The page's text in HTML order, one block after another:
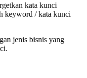
kata kunci
keyword / kata kunci
jenis bisnis yang